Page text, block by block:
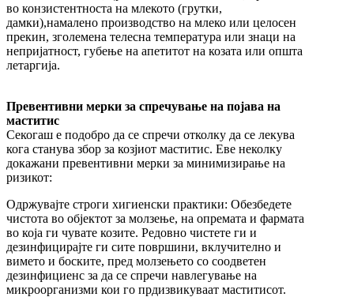
во конзистентноста на млекото (грутки,
дамки),намалено производство на млеко или целосен
прекин, зголемена телесна температура или знаци на
непријатност, губење на апетитот на козата или општа
летаргија.
Превентивни мерки за спречување на појава на
маститис
Секогаш е подобро да се спречи отколку да се лекува
кога станува збор за козјиот маститис. Еве неколку
докажани превентивни мерки за минимизирање на
ризикот:
Одржувајте строги хигиенски практики: Обезбедете
чистота во објектот за молзење, на опремата и фармата
во која ги чувате козите. Редовно чистете ги и
дезинфицирајте ги сите површини, вклучително и
вимето и боските, пред молзењето со соодветен
дезинфициенс за да се спречи навлегување на
микроорганизми кои го прдизвикуваат маститисот.